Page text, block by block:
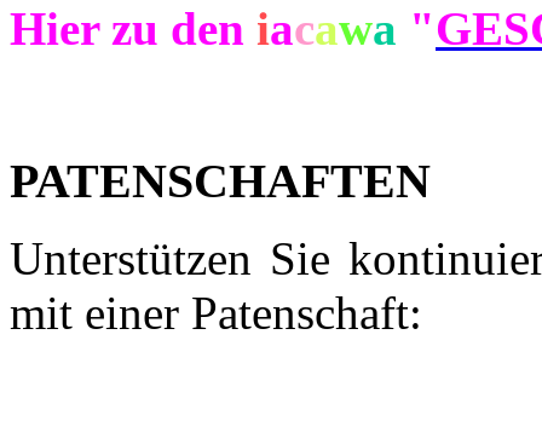
Hier zu den iacawa "
PATENSCHAFTEN
Unterstützen Sie
mit einer Patenschaft: